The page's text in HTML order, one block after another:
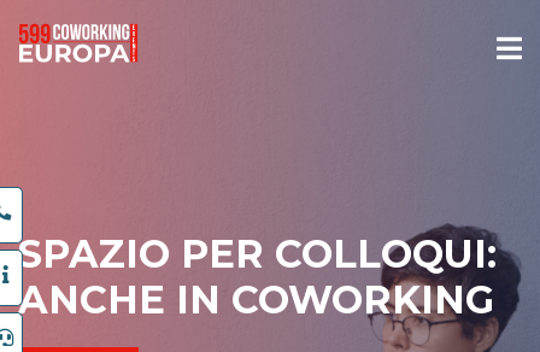
SPAZIO PER COLLOQUI:
ANCHE IN COWORKING